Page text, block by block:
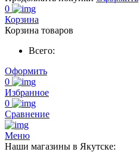
0
Корзина
Корзина товаров
Всего:
Оформить
0
Избранное
0
Сравнение
Меню
Наши магазины в Якутске: